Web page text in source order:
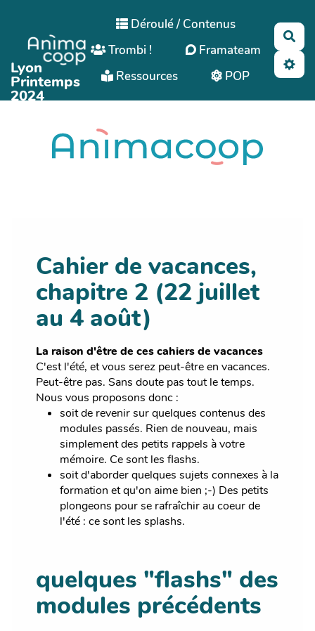
Aller au contenu principal
Lyon
Printemps
2024
Déroulé / Contenus
Trombi !
Framateam
Ressources
POP
Cahier de vacances,
chapitre 2 (22 juillet
au 4 août)
La raison d'être de ces cahiers de vacances
C'est l'été, et vous serez peut-être en vacances.
Peut-être pas. Sans doute pas tout le temps.
Nous vous proposons donc :
soit de revenir sur quelques contenus des
modules passés. Rien de nouveau, mais
simplement des petits rappels à votre
mémoire. Ce sont les flashs.
soit d'aborder quelques sujets connexes à la
formation et qu'on aime bien ;-) Des petits
plongeons pour se rafraîchir au coeur de
l'été : ce sont les splashs.
quelques "flashs" des
modules précédents